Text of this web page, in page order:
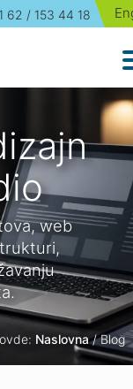
62 / 153 44 18
web
Naslovna / Blog